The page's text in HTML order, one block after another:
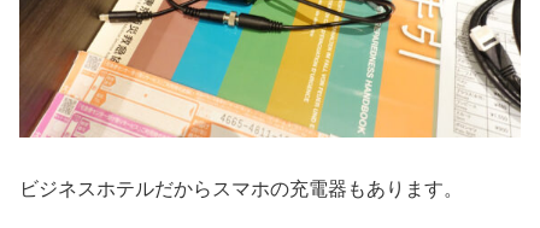
ビジネスホテルだからスマホの充電器もあります。